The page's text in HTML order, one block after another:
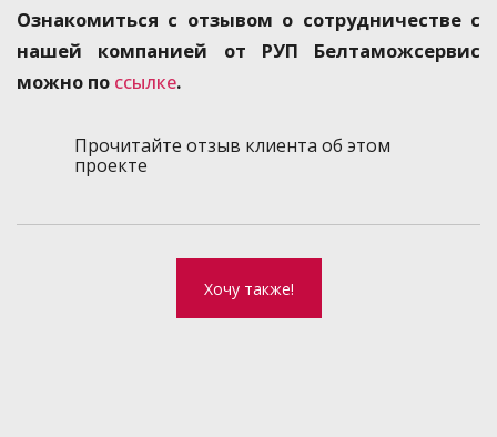
Ознакомиться с отзывом о сотрудничестве с
нашей компанией от РУП Белтаможсервис
можно по ссылке.
Прочитайте отзыв клиента об этом
проекте
Хочу также!